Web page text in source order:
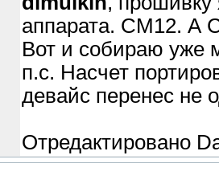
аппарата. CM12. А
Вот и собираю уже
п.с. Насчет
девайс перенес не
Отредактировано